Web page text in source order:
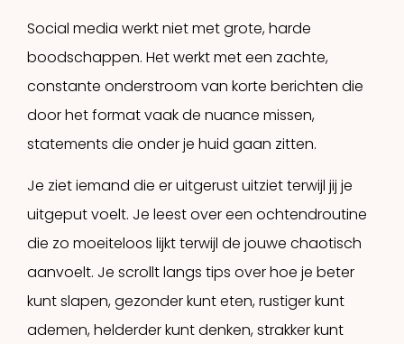
Social media werkt niet met grote, harde
boodschappen. Het werkt met een zachte,
constante onderstroom van korte berichten die
door het format vaak de nuance missen,
statements die onder je huid gaan zitten.
Je ziet iemand die er uitgerust uitziet terwijl jij je
uitgeput voelt. Je leest over een ochtendroutine
die zo moeiteloos lijkt terwijl de jouwe chaotisch
aanvoelt. Je scrollt langs tips over hoe je beter
kunt slapen, gezonder kunt eten, rustiger kunt
ademen, helderder kunt denken, strakker kunt